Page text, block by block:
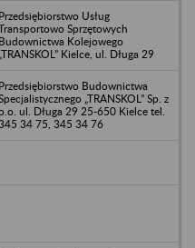
Przedsiębiorstwo Usług
Sprzętowych
Budownictwa Kolejowego
„TRANSKOL” Kielce, ul. Długa 29
Przedsiębiorstwo Budownictwa
„TRANSKOL” Sp. z
ul. Długa 29 25-650 Kielce tel.
34 75, 345 34 76